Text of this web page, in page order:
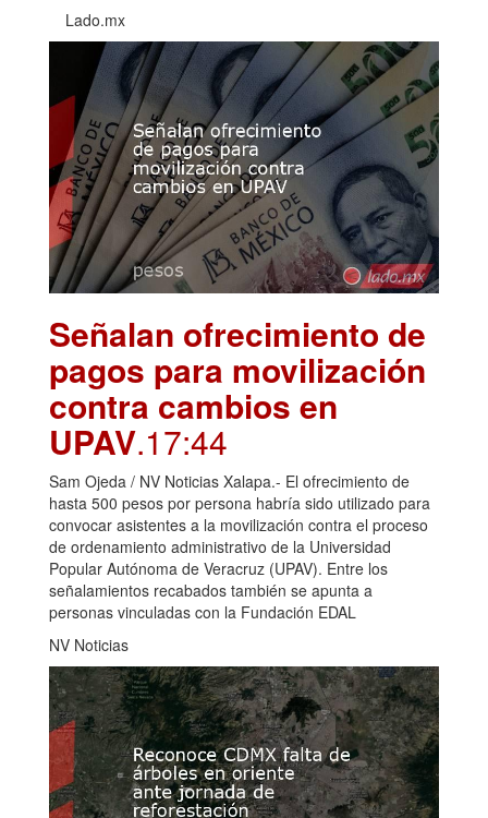
Lado.mx
Señalan ofrecimiento de
pagos para movilización
contra cambios en
UPAV.17:44
Sam Ojeda / NV Noticias Xalapa.- El ofrecimiento de
hasta 500 pesos por persona habría sido utilizado para
convocar asistentes a la movilización contra el proceso
de ordenamiento administrativo de la Universidad
Popular Autónoma de Veracruz (UPAV). Entre los
señalamientos recabados también se apunta a
personas vinculadas con la Fundación EDAL
NV Noticias